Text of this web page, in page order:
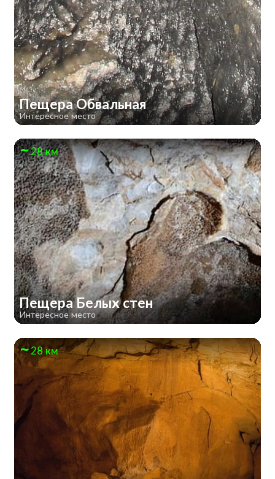
Пещера Обвальная
Интересное место
28 км
Пещера Белых стен
Интересное место
28 км